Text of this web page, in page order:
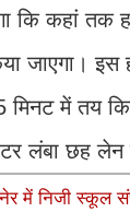
कि कहां तक
जाएगा।
में तय
लंबा छह लेन
में निजी स्कूल